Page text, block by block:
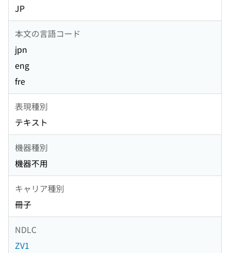
JP
本文の言語コード
jpn
eng
fre
表現種別
テキスト
機器種別
機器不用
キャリア種別
冊子
NDLC
ZV1